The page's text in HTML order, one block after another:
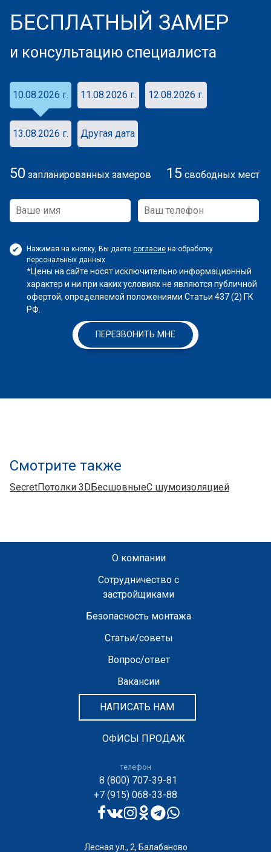
БЕСПЛАТНЫЙ ЗАМЕР
и консультацию специалиста
10.08.2026 г. 11.08.2026 г. 12.08.2026 г.
13.08.2026 г. Другая дата
50 запланированных замеров 15 свободных мест
Нажимая на кнопку, Вы даете согласие на обработку
персональных данных
*Цены на сайте носят исключительно информационный
характер и ни при каких условиях не являются публичной
офертой, определяемой положениями Статьи 437 (2) ГК
РФ.
ПЕРЕЗВОНИТЬ МНЕ
Смотрите также
SecretПотолки 3D БесшовныеС шумоизоляцией
О компании
Сотрудничество с
застройщиками
Безопасность монтажа
Статьи/советы
Вопрос/ответ
Вакансии
НАПИСАТЬ НАМ
ОФИСЫ ПРОДАЖ
телефон
8 (800) 707-39-81
+7 (915) 068-33-88
Лесная ул., 2, Балабаново